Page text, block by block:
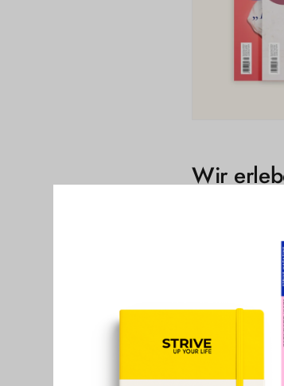
Wir
und
Multi-Projekt-
Aufmerksamkeit
hinaus hat
verwischt. Das
Was wir jetzt